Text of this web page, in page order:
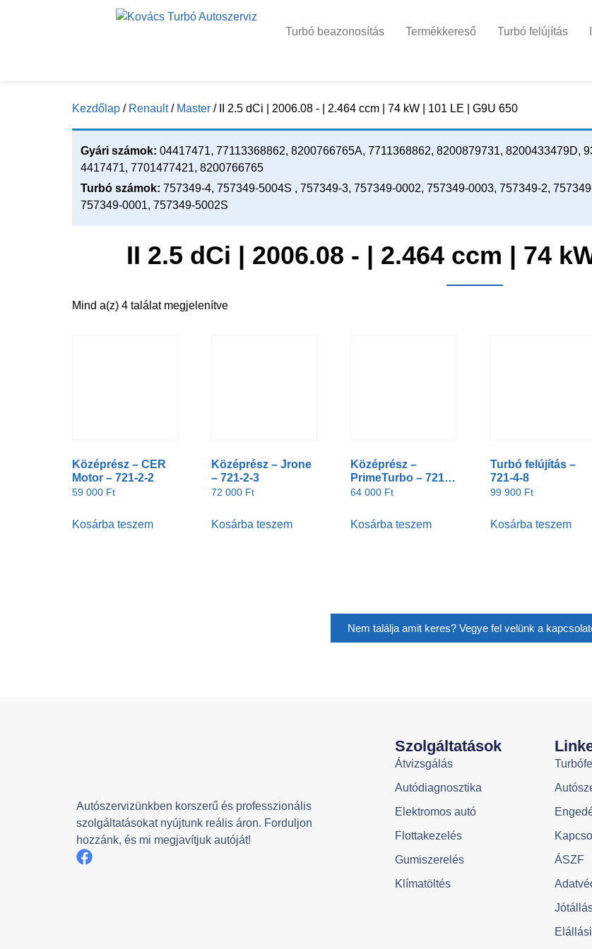
Turbó beazonosítás Termékkereső Turbó felújítás
Kezdőlap / Renault/ Master / II 2.5 dCi | 2006.08 - | 2.464 ccm | 74 kW | 101 LE | G9U 650
Gyári számok: 04417471, 77113368862, 8200766765A, 7711368862, 8200879731, 8200433479D,
4417471, 7701477421, 8200766765
Turbó számok: 757349-4, 757349-5004S , 757349-3, 757349-0002, 757349-0003, 757349-2,
757349-0001, 757349-5002S
II 2.5 dCi | 2006.08 - | 2.464 ccm | 74
Mind a(z) 4 találat megjelenítve
Középrész – CER
Motor – 721-2-2
59 000 Ft
Kosárba teszem
Középrész – Jrone
– 721-2-3
72 000 Ft
Kosárba teszem
Középrész –
PrimeTurbo – 721-2-
5
64 000 Ft
Kosárba teszem
Turbó felújítás –
721-4-8
99 900 Ft
Kosárba teszem
Nem találja amit keres? Vegye fel velünk a
Autószervizünkben korszerű és professzionális
szolgáltatásokat nyújtunk reális áron. Forduljon
hozzánk, és mi megjavítjuk autóját!
Szolgáltatások
Átvizsgálás
Autódiagnosztika
Elektromos autó
Flottakezelés
Gumiszerelés
Klímatöltés
ÁSZF